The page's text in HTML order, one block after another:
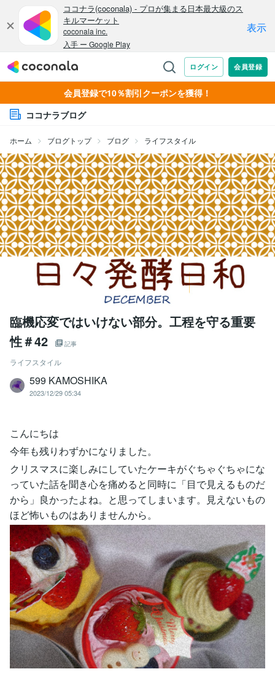
会員登録で10％割引クーポンを獲得！
ココナラブログ
ホーム ブログトップ ブログ ライフスタイル
臨機応変ではいけない部分。工程を守る重要
性＃42
記事
ライフスタイル
599 KAMOSHIKA
2023/12/29 05:34
こんにちは
今年も残りわずかになりました。
クリスマスに楽しみにしていたケーキがぐちゃぐちゃにな
っていた話を聞き心を痛めると同時に「目で見えるものだ
から」良かったよね。と思ってしまいます。見えないもの
ほど怖いものはありませんから。